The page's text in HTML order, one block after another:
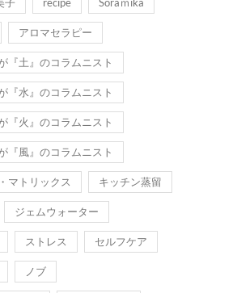
アロマセラピー
『土』のコラムニスト
『水』のコラムニスト
『火』のコラムニスト
『風』のコラムニスト
マトリックス キッチン蒸留
ジェムウォーター
ストレス セルフケア
ノブ